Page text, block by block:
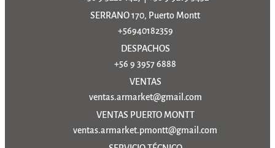
SERRANO 170, Puerto Montt
+56940182359
DESPACHOS
+56 9 3957 6888
VENTAS
ventas.armarket@gmail.com
VENTAS PUERTO MONTT
ventas.armarket.pmontt@gmail.com